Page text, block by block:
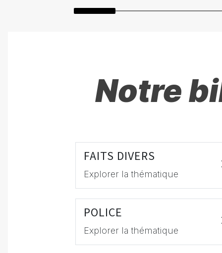
Notre
FAITS DIVERS
Explorer la thématique
POLICE
Explorer la thématique